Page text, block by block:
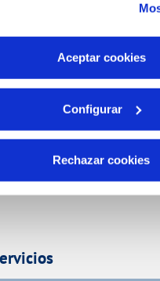
para que el sitio
se pueden desactivar.
en nuestraPolítica de
Aceptar cookies
Configurar
Rechazar cookies
EN EL CICLO URBANO